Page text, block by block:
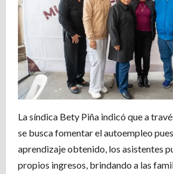
La síndica Bety Piña indicó que a
se busca fomentar el autoempleo
aprendizaje obtenido, los asistentes
propios ingresos, brindando a las